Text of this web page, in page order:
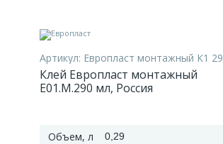
Артикул: Европласт монтажный К1 290 мл
Клей Европласт монтажный
E01.M.290 мл, Россия
Объем, л 0,29